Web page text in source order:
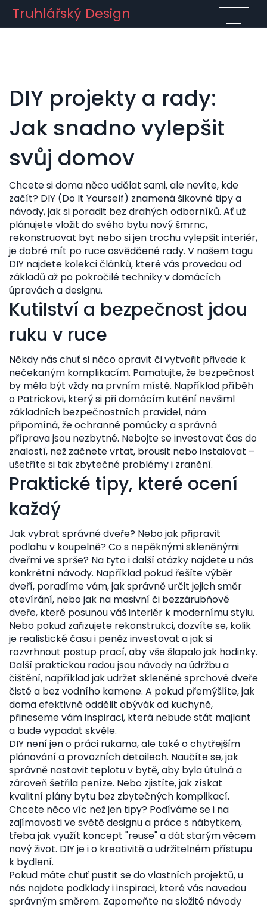
Truhlářský Design
DIY projekty a rady:
Jak snadno vylepšit
svůj domov
Chcete si doma něco udělat sami, ale nevíte, kde
začít? DIY (Do It Yourself) znamená šikovné tipy a
návody, jak si poradit bez drahých odborníků. Ať už
plánujete vložit do svého bytu nový šmrnc,
rekonstruovat byt nebo si jen trochu vylepšit interiér,
je dobré mít po ruce osvědčené rady. V našem tagu
DIY najdete kolekci článků, které vás provedou od
základů až po pokročilé techniky v domácích
úpravách a designu.
Kutilství a bezpečnost jdou
ruku v ruce
Někdy nás chuť si něco opravit či vytvořit přivede k
nečekaným komplikacím. Pamatujte, že bezpečnost
by měla být vždy na prvním místě. Například příběh
o Patrickovi, který si při domácím kutění nevšiml
základních bezpečnostních pravidel, nám
připomíná, že ochranné pomůcky a správná
příprava jsou nezbytné. Nebojte se investovat čas do
znalostí, než začnete vrtat, brousit nebo instalovat –
ušetříte si tak zbytečné problémy i zranění.
Praktické tipy, které ocení
každý
Jak vybrat správné dveře? Nebo jak připravit
podlahu v koupelně? Co s nepěknými skleněnými
dveřmi ve sprše? Na tyto i další otázky najdete u nás
konkrétní návody. Například pokud řešíte výběr
dveří, poradíme vám, jak správně určit jejich směr
otevírání, nebo jak na masivní či bezzárubňové
dveře, které posunou váš interiér k modernímu stylu.
Nebo pokud zařizujete rekonstrukci, dozvíte se, kolik
je realistické času i peněz investovat a jak si
rozvrhnout postup prací, aby vše šlapalo jak hodinky.
Další praktickou radou jsou návody na údržbu a
čištění, například jak udržet skleněné sprchové dveře
čisté a bez vodního kamene. A pokud přemýšlíte, jak
doma efektivně oddělit obývák od kuchyně,
přineseme vám inspiraci, která nebude stát majlant
a bude vypadat skvěle.
DIY není jen o práci rukama, ale také o chytřejším
plánování a provozních detailech. Naučíte se, jak
správně nastavit teplotu v bytě, aby byla útulná a
zároveň šetřila peníze. Nebo zjistíte, jak získat
kvalitní plány bytu bez zbytečných komplikací.
Chcete něco víc než jen tipy? Podíváme se i na
zajímavosti ve světě designu a práce s nábytkem,
třeba jak využít koncept "reuse" a dát starým věcem
nový život. DIY je i o kreativitě a udržitelném přístupu
k bydlení.
Pokud máte chuť pustit se do vlastních projektů, u
nás najdete podklady i inspiraci, které vás navedou
správným směrem. Zapomeňte na složité návody